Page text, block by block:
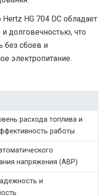
HG 704 DC обладает
долговечностью, что
без сбоев и
электропитание.
расхода топлива и
работы
напряжения (АВР)
и